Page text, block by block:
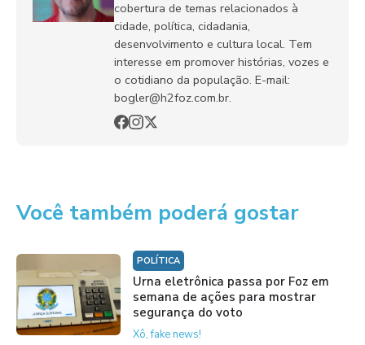
cobertura de temas relacionados à
cidade, política, cidadania,
desenvolvimento e cultura local. Tem
interesse em promover histórias, vozes e
o cotidiano da população. E-mail:
bogler@h2foz.com.br.
Você também poderá gostar
POLÍTICA
Urna eletrônica passa por Foz em
semana de ações para mostrar
segurança do voto
Xô, fake news!